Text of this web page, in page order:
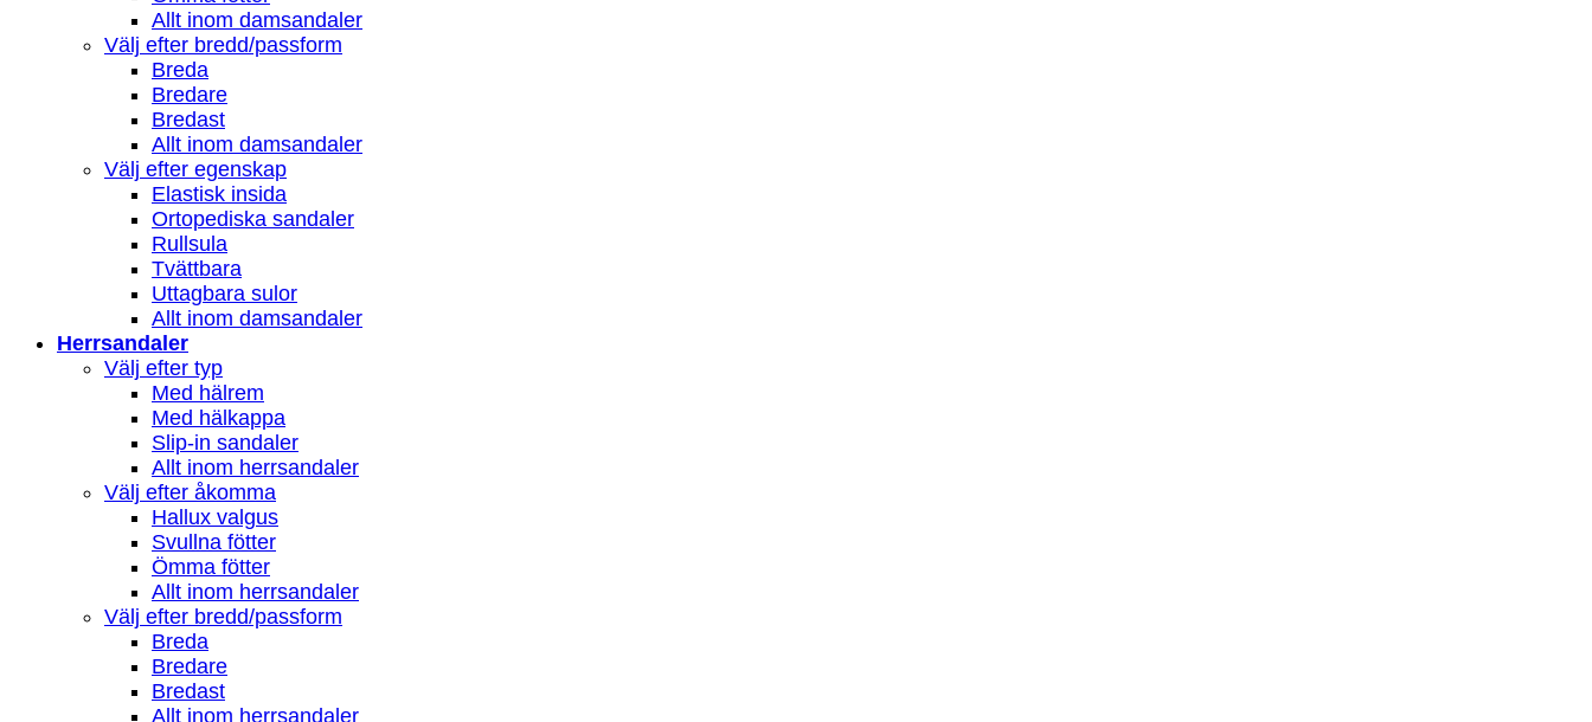
Allt inom damsandaler
Välj efter bredd/passform
Breda
Bredare
Bredast
Allt inom damsandaler
Välj efter egenskap
Elastisk insida
Ortopediska sandaler
Rullsula
Tvättbara
Uttagbara sulor
Allt inom damsandaler
Herrsandaler
Välj efter typ
Med hälrem
Med hälkappa
Slip-in sandaler
Allt inom herrsandaler
Välj efter åkomma
Hallux valgus
Svullna fötter
Ömma fötter
Allt inom herrsandaler
Välj efter bredd/passform
Breda
Bredare
Bredast
Allt inom herrsandaler